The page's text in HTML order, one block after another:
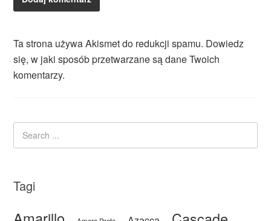
Ta strona używa Akismet do redukcji spamu. Dowiedz
się, w jaki sposób przetwarzane są dane Twoich
komentarzy.
Tagi